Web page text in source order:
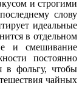
и строгими
слову
идеальные
в отдельном
и смешивание
постоянно
в фольгу, чтобы
чайных